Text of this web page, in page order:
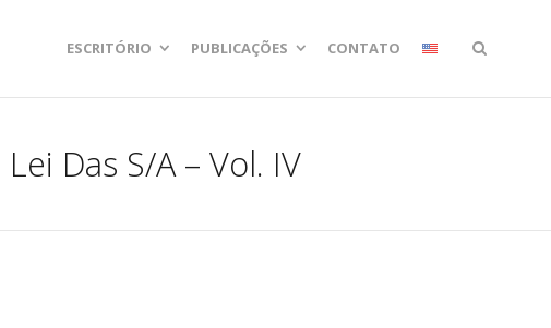
ESCRITÓRIO PUBLICAÇÕES CONTATO
Das S/A – Vol. IV